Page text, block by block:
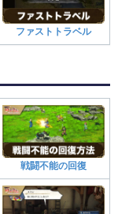
ファストトラベル
戦闘不能の回復